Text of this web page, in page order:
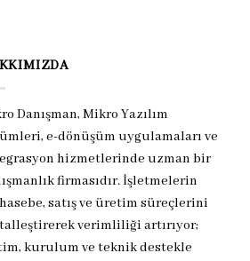
Danışman, Mikro Yazılım
e-dönüşüm uygulamaları ve
hizmetlerinde uzman bir
firmasıdır. İşletmelerin
satış ve üretim süreçlerini
verimliliği artırıyor;
kurulum ve teknik destekle